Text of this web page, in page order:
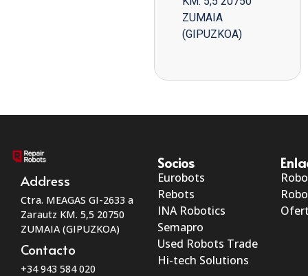
ZUMAIA
(GIPUZKOA)
Address
Ctra. MEAGAS GI-2633 a
Zarautz KM. 5,5 20750
ZUMAIA (GIPUZKOA)
Contacto
+34 943 584 020
Socios
Eurobots
Rebots
INA Robotics
Semapro
Used Robots Trade
Hi-tech Solutions